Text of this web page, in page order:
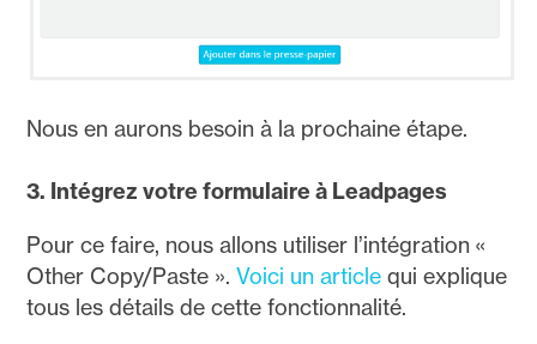
Nous en aurons besoin à la prochaine étape.
3. Intégrez votre formulaire à Leadpages
Pour ce faire, nous allons utiliser l’intégration «
Other Copy/Paste ».Voici un article qui explique
tous les détails de cette fonctionnalité.